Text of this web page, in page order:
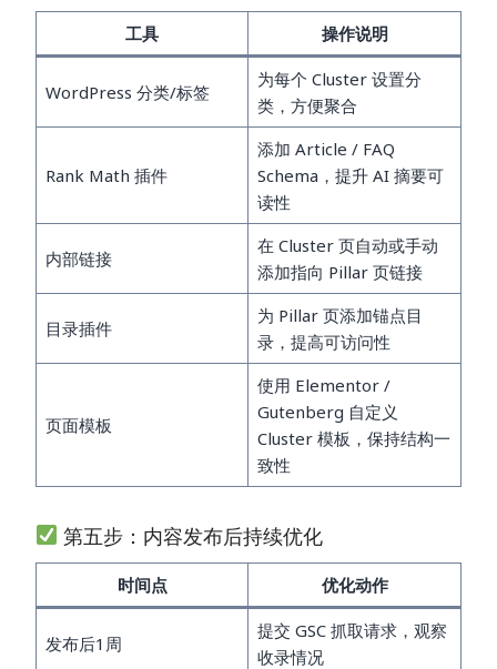
工具 操作说明
WordPress 分类/标签
为每个 Cluster 设置分
类，方便聚合
Rank Math 插件
添加 Article / FAQ
Schema，提升 AI 摘要可
读性
内部链接
在 Cluster 页自动或手动
添加指向 Pillar 页链接
目录插件
为 Pillar 页添加锚点目
录，提高可访问性
页面模板
使用 Elementor /
Gutenberg 自定义
Cluster 模板，保持结构一
致性
第五步：内容发布后持续优化
时间点 优化动作
发布后1周
提交 GSC 抓取请求，观察
收录情况